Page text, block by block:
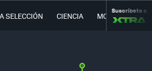
SELECCIÓN CIENCIA MOVILIDAD
Suscríbete a